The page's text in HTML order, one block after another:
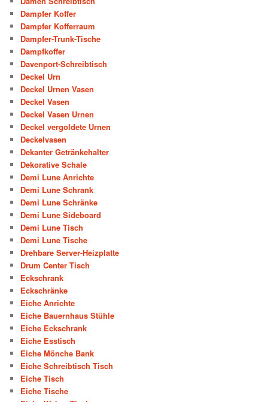
Dampfer Koffer
Dampfer Kofferraum
Dampfer-Trunk-Tische
Dampfkoffer
Davenport-Schreibtisch
Deckel Urn
Deckel Urnen Vasen
Deckel Vasen
Deckel Vasen Urnen
Deckel vergoldete Urnen
Deckelvasen
Dekanter Getränkehalter
Dekorative Schale
Demi Lune Anrichte
Demi Lune Schrank
Demi Lune Schränke
Demi Lune Sideboard
Demi Lune Tisch
Demi Lune Tische
Drehbare Server-Heizplatte
Drum Center Tisch
Eckschrank
Eckschränke
Eiche Anrichte
Eiche Bauernhaus Stühle
Eiche Eckschrank
Eiche Esstisch
Eiche Mönche Bank
Eiche Schreibtisch Tisch
Eiche Tisch
Eiche Tische